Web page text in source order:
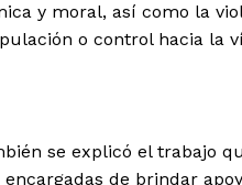
y moral, así como la
o control hacia la
se explicó el trabajo
de brindar